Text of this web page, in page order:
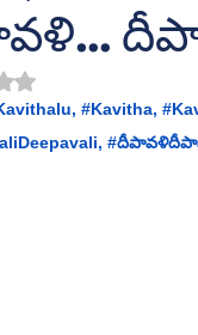
NaN out of 5 stars.
, #Kavitha,
, #